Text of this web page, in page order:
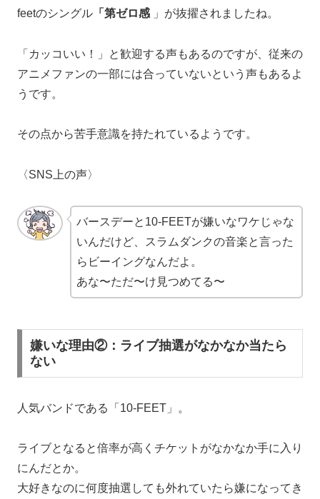
feetのシングル 「第ゼロ感 」が抜擢されましたね。
「カッコいい！」と歓迎する声もあるのですが、従来の
アニメファンの一部には合っていないという声もあるよ
うです。
その点から苦手意識を持たれているようです。
〈SNS上の声〉
バースデーと 10-FEETが嫌いなワケじゃな
いんだけど、スラムダンクの音楽と言った
らビーイングなんだよ。
あな〜ただ〜け見つめてる〜
嫌いな理由②：ライブ抽選がなかなか当たら
ない
人気バンドである「 10-FEET」。
ライブとなると倍率が高くチケットがなかなか手に入り
にんだとか。
大好きなのに何度抽選しても外れていたら嫌になってき